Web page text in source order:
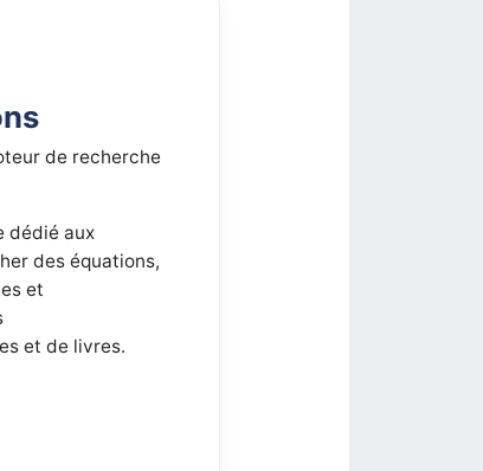
de recherche
dédié aux
des équations,
et
et de livres.